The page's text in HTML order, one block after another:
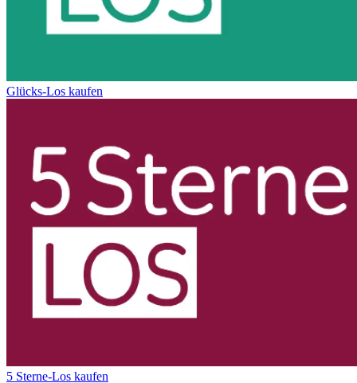
Glücks-Los kaufen
5 Sterne-Los kaufen